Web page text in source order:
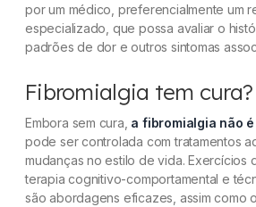
por um médico, preferencialmente um
especializado, que possa avaliar o
padrões de dor e outros sintomas
Fibromialgia tem cura?
Embora sem cura, a fibromialgia não
pode ser controlada com tratamentos
mudanças no estilo de vida. Exercícios
terapia cognitivo-comportamental e
são abordagens eficazes, assim como